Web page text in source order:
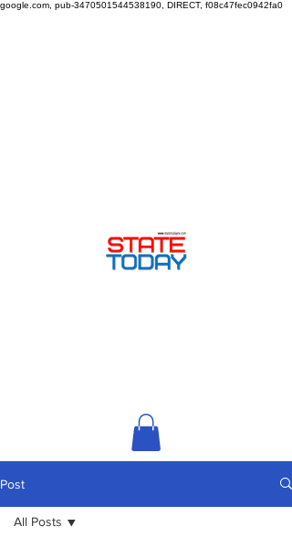
google.com, pub-3470501544538190, DIRECT, f08c47fec0942fa0
Post
All Posts